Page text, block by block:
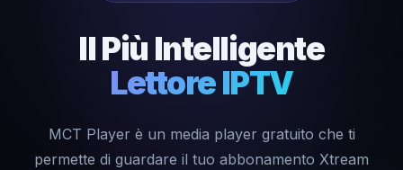
Il Più Intelligente
Lettore IPTV
MCT Player è un media player gratuito che ti
permette di guardare il tuo abbonamento Xtream